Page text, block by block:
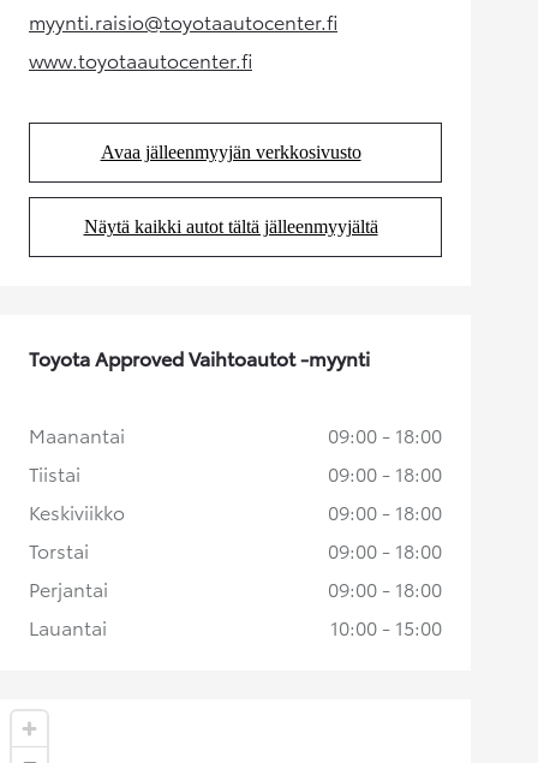
myynti.raisio@toyotaautocenter.fi
(Aukeaa uudessa välilehdessä)
www.toyotaautocenter.fi(Aukeaa uudessa välilehdessä)
Avaa jälleenmyyjän verkkosivusto
(Aukeaa uudessa välilehdessä)
Näytä kaikki autot tältä jälleenmyyjältä
(Aukeaa uudessa välilehdessä)
Toyota Approved Vaihtoautot -myynti
Maanantai
09:00 - 18:00
Tiistai
09:00 - 18:00
Keskiviikko
09:00 - 18:00
Torstai
09:00 - 18:00
Perjantai
09:00 - 18:00
Lauantai
10:00 - 15:00